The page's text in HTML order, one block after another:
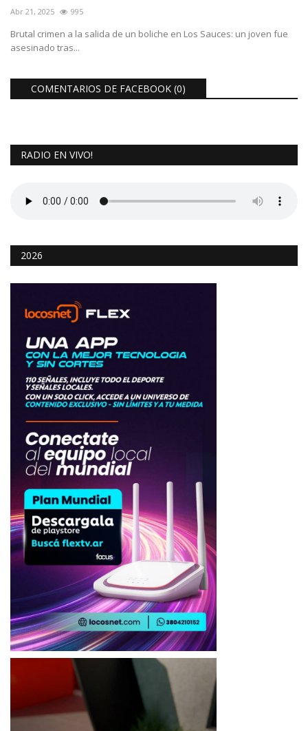
Abr 21, 2025 995
Brutal crimen a la salida de un boliche en Los Sauces: un joven fue
asesinado tras...
COMENTARIOS DE FACEBOOK (0)
RADIO EN VIVO!
2026